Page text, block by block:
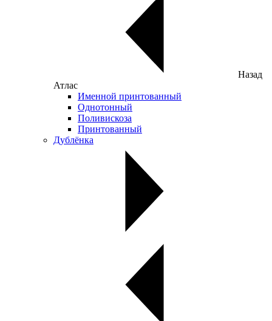
Назад
Атлас
Именной принтованный
Однотонный
Поливискоза
Принтованный
Дублёнка